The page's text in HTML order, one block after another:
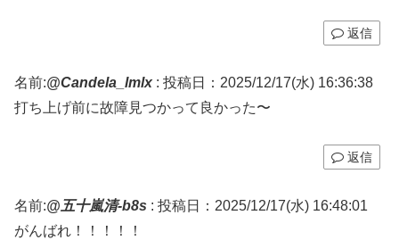
返信
名前:@Candela_lmlx : 投稿日：2025/12/17(水) 16:36:38
打ち上げ前に故障見つかって良かった〜
返信
名前:@五十嵐清-b8s : 投稿日：2025/12/17(水) 16:48:01
がんばれ！！！！！